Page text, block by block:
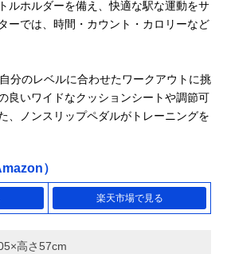
ルホルダーを備え、快適な駅な運動をサ
ーでは、時間・カウント・カロリーなど
分のレベルに合わせたワークアウトに挑
良いワイドなクッションシートや調節可
、ノンスリップペダルがトレーニングを
）
楽天市場で見る
高さ57cm